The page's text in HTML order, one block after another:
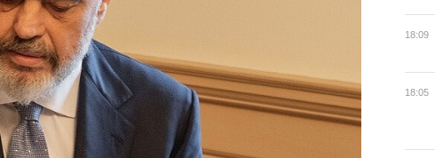
18:09
18:05